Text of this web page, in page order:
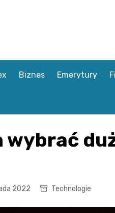
Biznes Emerytury
wybrać
2022 Technologie